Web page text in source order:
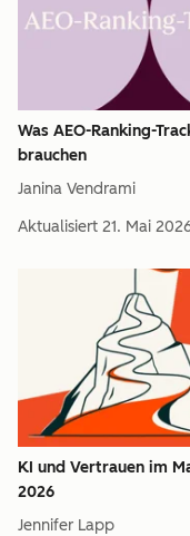
Was AEO-Ranking-
brauchen
Janina Vendrami
Aktualisiert 21. Mai
KI und Vertrauen im
2026
Jennifer Lapp